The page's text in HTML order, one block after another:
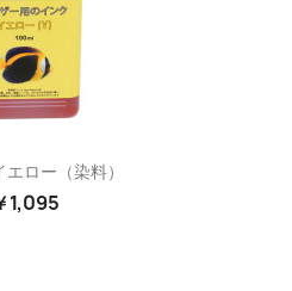
ロー（染料）
1,095